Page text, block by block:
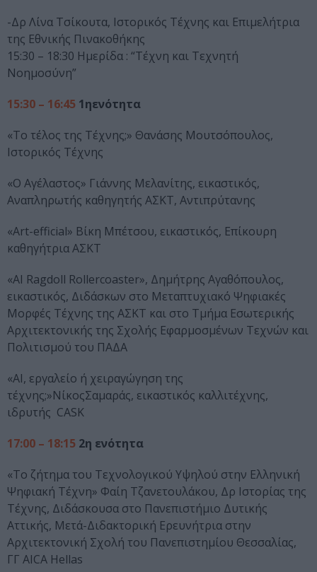
-Δρ Λίνα Τσίκουτα, Ιστορικός Τέχνης και Επιμελήτρια
της Εθνικής Πινακοθήκης
15:30 – 18:30 Ημερίδα : “Τέχνη και Τεχνητή
Νοημοσύνη”
15:30 – 16:45 1ηενότητα
«Το τέλος της Τέχνης;» Θανάσης Μουτσόπουλος,
Ιστορικός Τέχνης
«Ο Αγέλαστος» Γιάννης Μελανίτης, εικαστικός,
Αναπληρωτής καθηγητής ΑΣΚΤ, Αντιπρύτανης
«Αrt-efficial» Βίκη Μπέτσου, εικαστικός, Επίκουρη
καθηγήτρια ΑΣΚΤ
«AI Ragdoll Rollercoaster», Δημήτρης Αγαθόπουλος,
εικαστικός, Διδάσκων στο Μεταπτυχιακό Ψηφιακές
Μορφές Τέχνης της ΑΣΚΤ και στο Τμήμα Εσωτερικής
Αρχιτεκτονικής της Σχολής Εφαρμοσμένων Τεχνών και
Πολιτισμού του ΠΑΔΑ
«AI, εργαλείο ή χειραγώγηση της
τέχνης;»ΝίκοςΣαμαράς, εικαστικός καλλιτέχνης,
ιδρυτής CASK
17:00 – 18:15 2η ενότητα
«Το ζήτημα του Τεχνολογικού Υψηλού στην Ελληνική
Ψηφιακή Τέχνη» Φαίη Τζανετουλάκου, Δρ Ιστορίας της
Τέχνης, Διδάσκουσα στο Πανεπιστήμιο Δυτικής
Αττικής, Μετά-Διδακτορική Ερευνήτρια στην
Αρχιτεκτονική Σχολή του Πανεπιστημίου Θεσσαλίας,
ΓΓ AICA Hellas